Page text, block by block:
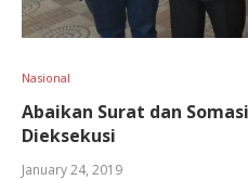
Nasional
Abaikan Surat dan
Dieksekusi
January 24, 2019